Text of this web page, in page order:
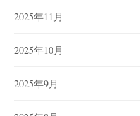
2025年11月
2025年10月
2025年9月